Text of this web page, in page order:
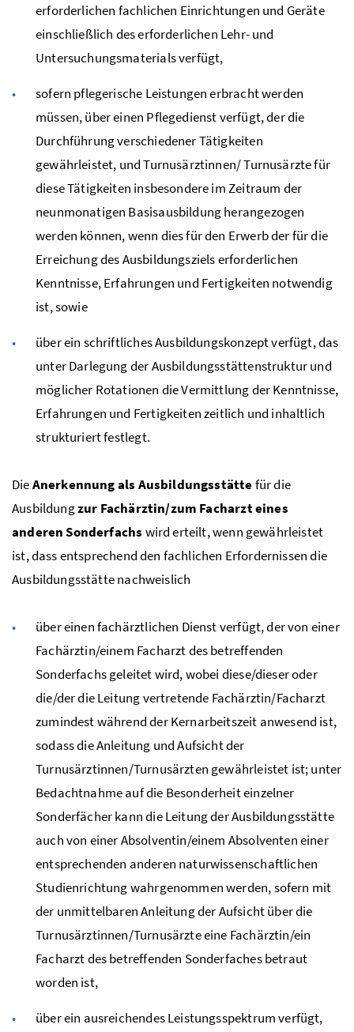
erforderlichen fachlichen Einrichtungen und Geräte
einschließlich des erforderlichen Lehr- und
Untersuchungsmaterials verfügt,
sofern pflegerische Leistungen erbracht werden
müssen, über einen Pflegedienst verfügt, der die
Durchführung verschiedener Tätigkeiten
gewährleistet, und Turnusärztinnen/ Turnusärzte für
diese Tätigkeiten insbesondere im Zeitraum der
neunmonatigen Basisausbildung herangezogen
werden können, wenn dies für den Erwerb der für die
Erreichung des Ausbildungsziels erforderlichen
Kenntnisse, Erfahrungen und Fertigkeiten notwendig
ist, sowie
über ein schriftliches Ausbildungskonzept verfügt, das
unter Darlegung der Ausbildungsstättenstruktur und
möglicher Rotationen die Vermittlung der Kenntnisse,
Erfahrungen und Fertigkeiten zeitlich und inhaltlich
strukturiert festlegt.
DieAnerkennung als Ausbildungsstättefür die
Ausbildungzur Fachärztin/zum Facharzt eines
anderen Sonderfachs wird erteilt, wenn gewährleistet
ist, dass entsprechend den fachlichen Erfordernissen die
Ausbildungsstätte nachweislich
über einen fachärztlichen Dienst verfügt, der von einer
Fachärztin/einem Facharzt des betreffenden
Sonderfachs geleitet wird, wobei diese/dieser oder
die/der die Leitung vertretende Fachärztin/Facharzt
zumindest während der Kernarbeitszeit anwesend ist,
sodass die Anleitung und Aufsicht der
Turnusärztinnen/Turnusärzten gewährleistet ist; unter
Bedachtnahme auf die Besonderheit einzelner
Sonderfächer kann die Leitung der Ausbildungsstätte
auch von einer Absolventin/einem Absolventen einer
entsprechenden anderen naturwissenschaftlichen
Studienrichtung wahrgenommen werden, sofern mit
der unmittelbaren Anleitung der Aufsicht über die
Turnusärztinnen/Turnusärzte eine Fachärztin/ein
Facharzt des betreffenden Sonderfaches betraut
worden ist,
über ein ausreichendes Leistungsspektrum verfügt,